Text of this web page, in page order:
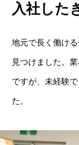
会社情報 事業案
入社した
地元で長く働け
見つけました。
ですが、未経験
た。